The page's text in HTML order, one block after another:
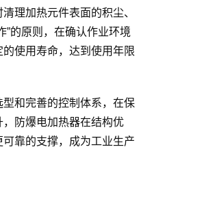
理加热元件表面的积尘、
”的原则，在确认作业环境
使用寿命，达到使用年限
和完善的控制体系，在保
防爆电加热器在结构优
靠的支撑，成为工业生产